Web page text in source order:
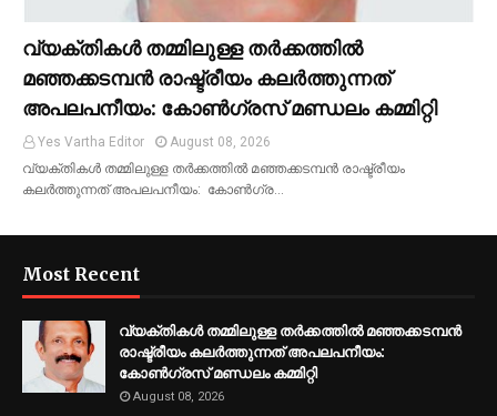
വ്യക്തികൾ തമ്മിലുള്ള തർക്കത്തിൽ
മഞ്ഞക്കടമ്പൻ രാഷ്ട്രീയം കലർത്തുന്നത്
അപലപനീയം: കോൺഗ്രസ് മണ്ഡലം കമ്മിറ്റി
Yes Vartha Editor
August 08, 2026
വ്യക്തികൾ തമ്മിലുള്ള തർക്കത്തിൽ മഞ്ഞക്കടമ്പൻ രാഷ്ട്രീയം
കലർത്തുന്നത് അപലപനീയം: കോൺഗ്ര…
Most Recent
വ്യക്തികൾ തമ്മിലുള്ള തർക്കത്തിൽ മഞ്ഞക്കടമ്പൻ
രാഷ്ട്രീയം കലർത്തുന്നത് അപലപനീയം:
കോൺഗ്രസ് മണ്ഡലം കമ്മിറ്റി
August 08, 2026